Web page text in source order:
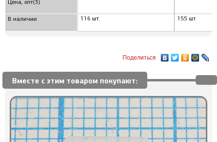
Цена, опт(3)
В наличии 116 шт. 155 шт.
Поделиться
Вместе с этим товаром покупают: